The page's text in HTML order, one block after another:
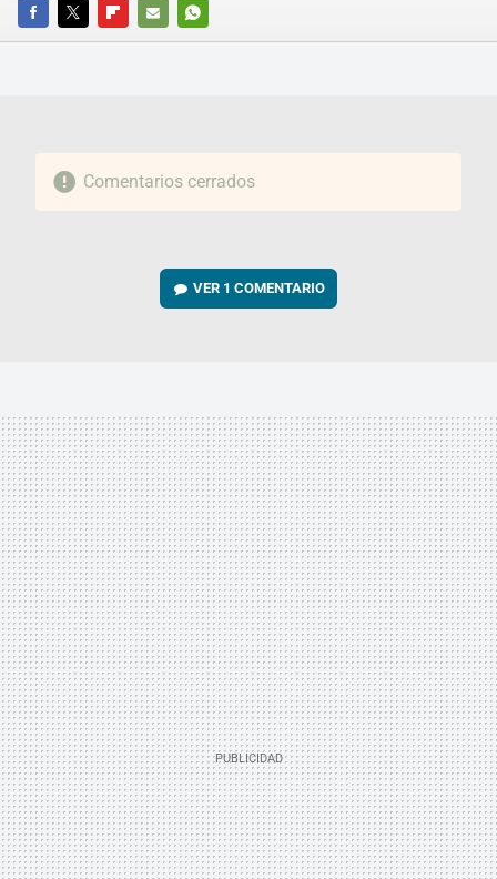
FACEBOOKTWITTERFLIPBOARD
E-
WHATSAPP
Comentarios cerrados
VER 1 COMENTARIO